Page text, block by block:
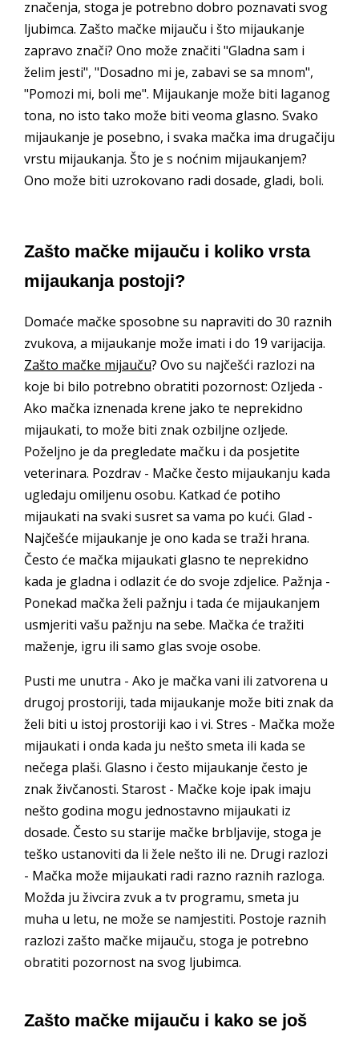
značenja, stoga je potrebno dobro poznavati svog
ljubimca. Zašto mačke mijauču i što mijaukanje
zapravo znači? Ono može značiti "Gladna sam i
želim jesti", "Dosadno mi je, zabavi se sa mnom",
"Pomozi mi, boli me". Mijaukanje može biti laganog
tona, no isto tako može biti veoma glasno. Svako
mijaukanje je posebno, i svaka mačka ima drugačiju
vrstu mijaukanja. Što je s noćnim mijaukanjem?
Ono može biti uzrokovano radi dosade, gladi, boli.
Zašto mačke mijauču i koliko vrsta
mijaukanja postoji?
Domaće mačke sposobne su napraviti do 30 raznih
zvukova, a mijaukanje može imati i do 19 varijacija.
Zašto mačke mijauču? Ovo su najčešći razlozi na
koje bi bilo potrebno obratiti pozornost: Ozljeda -
Ako mačka iznenada krene jako te neprekidno
mijaukati, to može biti znak ozbiljne ozljede.
Poželjno je da pregledate mačku i da posjetite
veterinara. Pozdrav - Mačke često mijaukanju kada
ugledaju omiljenu osobu. Katkad će potiho
mijaukati na svaki susret sa vama po kući. Glad -
Najčešće mijaukanje je ono kada se traži hrana.
Često će mačka mijaukati glasno te neprekidno
kada je gladna i odlazit će do svoje zdjelice. Pažnja -
Ponekad mačka želi pažnju i tada će mijaukanjem
usmjeriti vašu pažnju na sebe. Mačka će tražiti
maženje, igru ili samo glas svoje osobe.
Pusti me unutra - Ako je mačka vani ili zatvorena u
drugoj prostoriji, tada mijaukanje može biti znak da
želi biti u istoj prostoriji kao i vi. Stres - Mačka može
mijaukati i onda kada ju nešto smeta ili kada se
nečega plaši. Glasno i često mijaukanje često je
znak živčanosti. Starost - Mačke koje ipak imaju
nešto godina mogu jednostavno mijaukati iz
dosade. Često su starije mačke brbljavije, stoga je
teško ustanoviti da li žele nešto ili ne. Drugi razlozi
- Mačka može mijaukati radi razno raznih razloga.
Možda ju živcira zvuk a tv programu, smeta ju
muha u letu, ne može se namjestiti. Postoje raznih
razlozi zašto mačke mijauču, stoga je potrebno
obratiti pozornost na svog ljubimca.
Zašto mačke mijauču i kako se još